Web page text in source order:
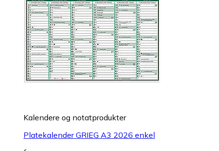
Kalendere og notatprodukter
Platekalender GRIEG A3 2026 enkel